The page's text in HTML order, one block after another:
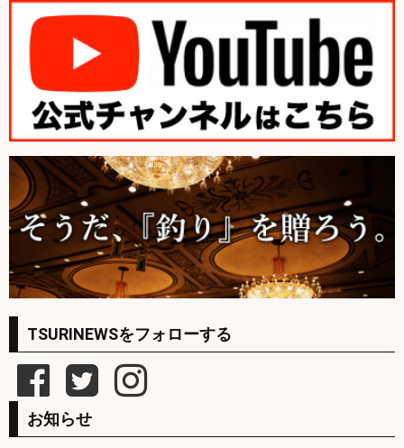
TSURINEWSをフォローする
お知らせ